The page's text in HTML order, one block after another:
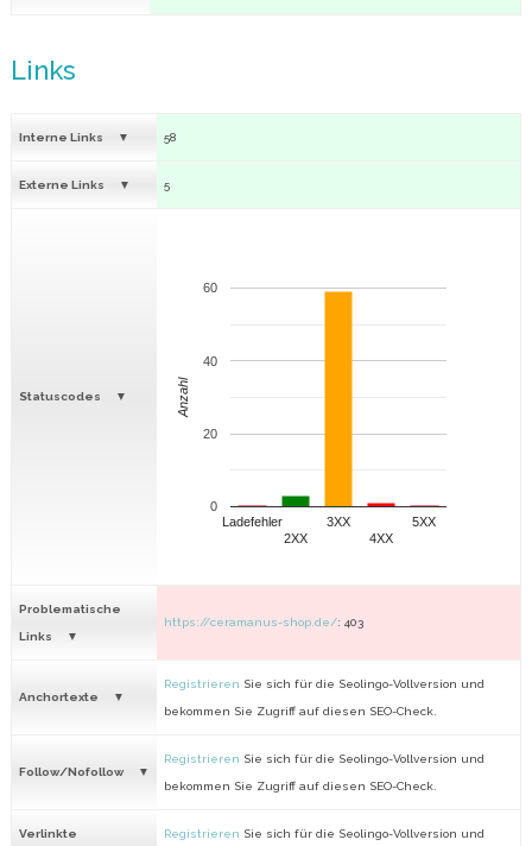
Links
Interne Links 58
Externe Links 5
Statuscodes
Ladefehler
2XX
3XX
4XX
5XX
0
20
40
60
Anzahl
Problematische
Links
https://ceramanus-shop.de/: 403
Anchortexte
Registrieren Sie sich für die Seolingo-Vollversion und
bekommen Sie Zugriff auf diesen SEO-Check.
Follow/Nofollow
Registrieren Sie sich für die Seolingo-Vollversion und
bekommen Sie Zugriff auf diesen SEO-Check.
Verlinkte Registrieren Sie sich für die Seolingo-Vollversion und